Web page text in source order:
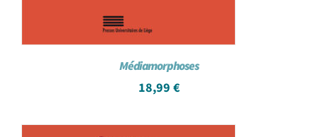
Médiamorphoses
18,99 €